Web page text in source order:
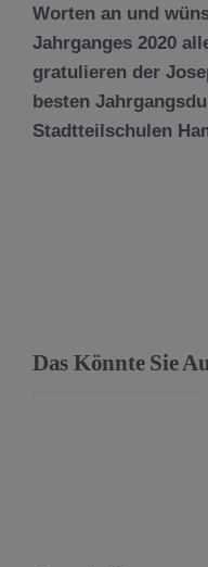
Worten an und
Jahrganges 2020
gratulieren der
besten
Stadtteilschulen
Das Könnte Sie